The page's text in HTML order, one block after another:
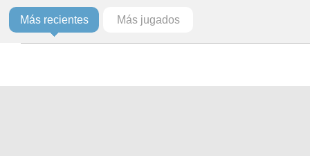
Más recientes Más jugados